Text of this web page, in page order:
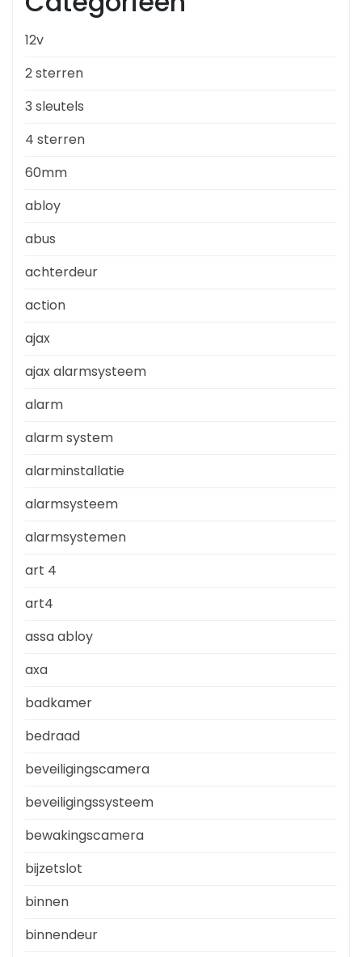
12v
2 sterren
3 sleutels
4 sterren
60mm
abloy
abus
achterdeur
action
ajax
ajax alarmsysteem
alarm
alarm system
alarminstallatie
alarmsysteem
alarmsystemen
art 4
art4
assa abloy
axa
badkamer
bedraad
beveiligingscamera
beveiligingssysteem
bewakingscamera
bijzetslot
binnen
binnendeur